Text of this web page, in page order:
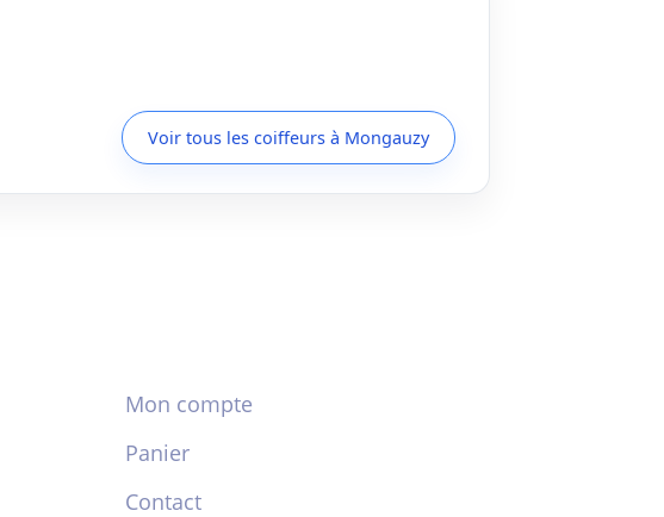
Voir tous les coiffeurs à Mongauzy
Mon compte
Panier
Contact